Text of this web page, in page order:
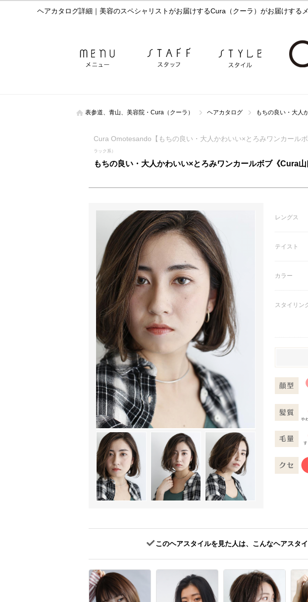
ヘアカタログ詳細｜美容のスペシャリストがお届けするCura（クーラ）がお届けする
表参道、青山、美容院・Cura（クーラ） ヘアカタログ もちの良い・大人
Cura Omotesando【もちの良い・大人かわいい×とろみワンカールボ
ラック系）
もちの良い・大人かわいい×とろみワンカールボブ《Cura山
レングス
テイスト
カラー
スタイリン
このヘアスタイルを見た人は、こんなヘアスタイ